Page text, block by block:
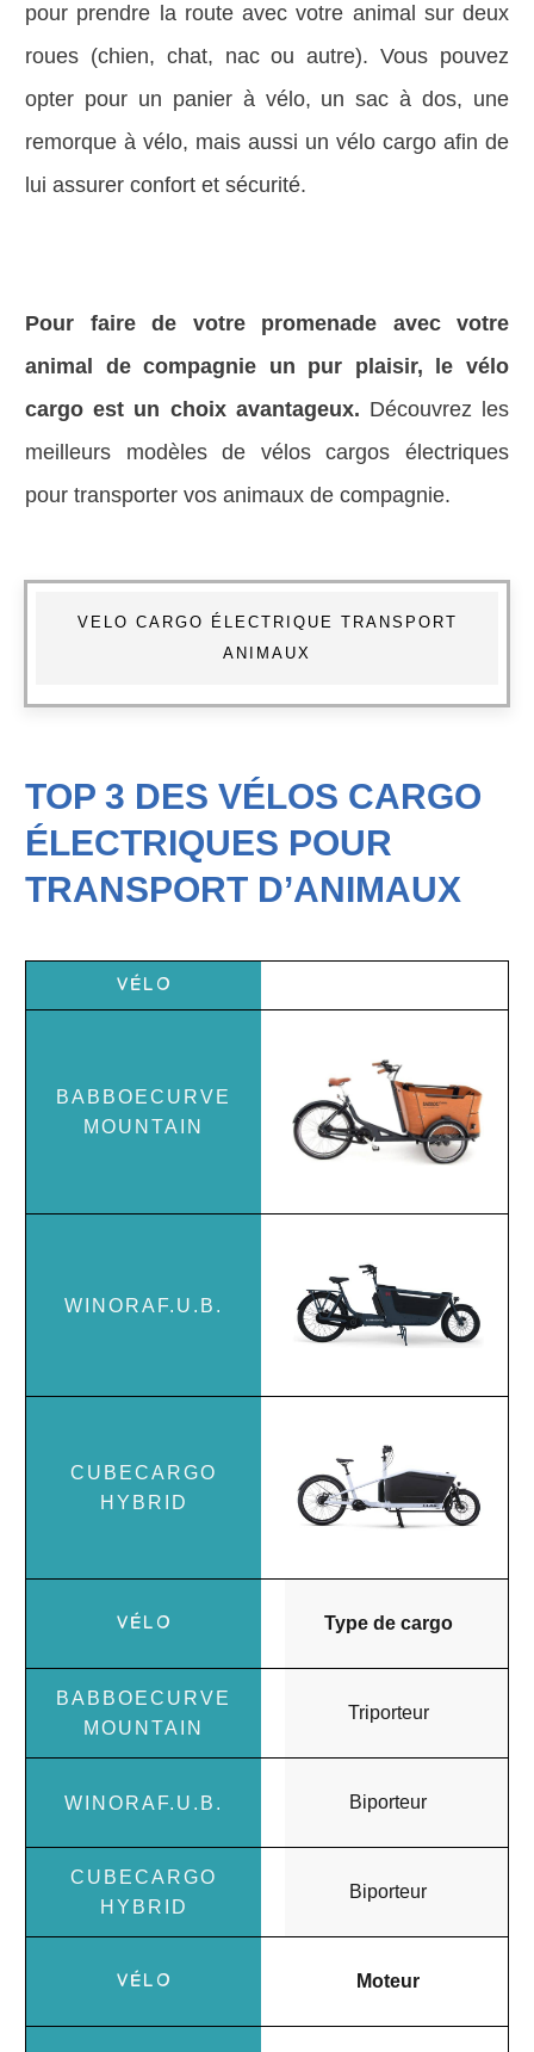
pour prendre la route avec votre animal sur deux
roues (chien, chat, nac ou autre). Vous pouvez
opter pour un panier à vélo, un sac à dos, une
remorque à vélo, mais aussi un vélo cargo afin de
lui assurer confort et sécurité.
Pour faire de votre promenade avec votre
animal de compagnie un pur plaisir, le vélo
cargo est un choix avantageux. Découvrez les
meilleurs modèles de vélos cargos électriques
pour transporter vos animaux de compagnie.
VELO CARGO ÉLECTRIQUE TRANSPORT
ANIMAUX
TOP 3 DES VÉLOS CARGO
ÉLECTRIQUES POUR
TRANSPORT D’ANIMAUX
Type de cargo
Triporteur
Biporteur
Biporteur
Moteur